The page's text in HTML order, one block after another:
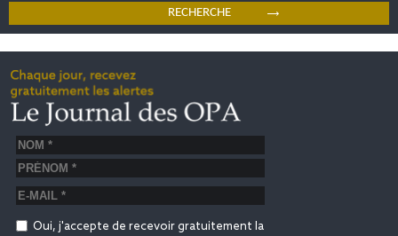
Oui, j'accepte de recevoir gratuitement la